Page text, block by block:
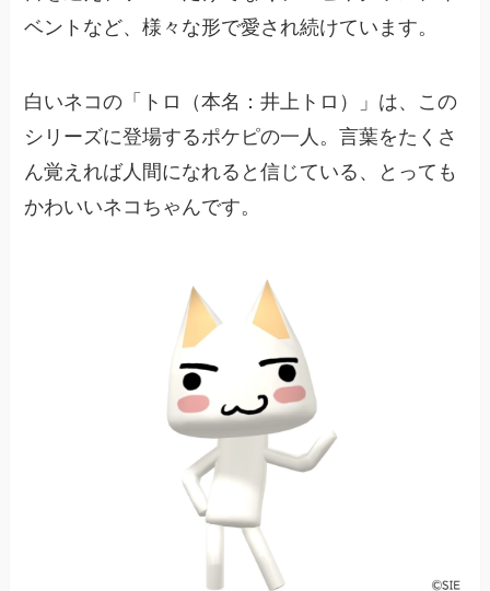
ベントなど、様々な形で愛され続けています。
白いネコの「トロ（本名：井上トロ）」は、この
シリーズに登場するポケピの一人。言葉をたくさ
ん覚えれば人間になれると信じている、とっても
かわいいネコちゃんです。